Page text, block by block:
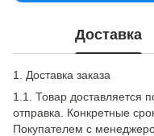
Доставка
1. Доставка заказа
1.1. Товар доставляется
отправка. Конкретные
Покупателем с